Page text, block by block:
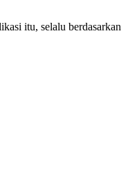
itu, selalu berdasarkan